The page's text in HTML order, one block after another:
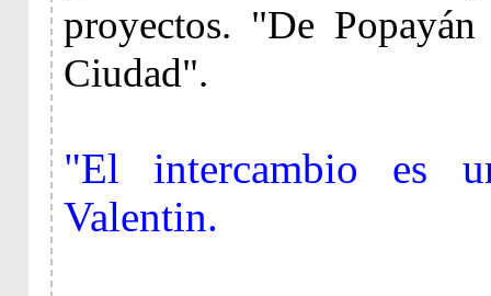
proyectos. "De
Ciudad".
"El intercambio es
Valentin.